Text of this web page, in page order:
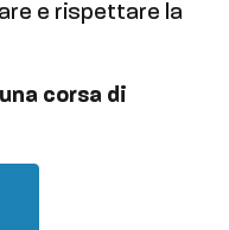
e rispettare la
corsa di